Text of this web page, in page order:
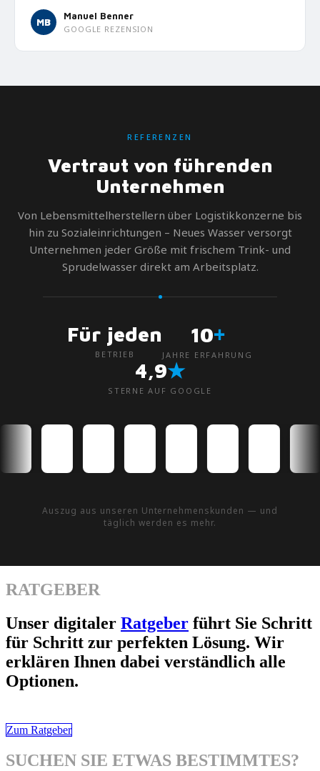
MB
Manuel Benner
GOOGLE REZENSION
REFERENZEN
Vertraut von führenden
Unternehmen
Von Lebensmittelherstellern über Logistikkonzerne bis
hin zu Sozialeinrichtungen – Neues Wasser versorgt
Unternehmen jeder Größe mit frischem Trink- und
Sprudelwasser direkt am Arbeitsplatz.
Für jeden
BETRIEB
10+
JAHRE ERFAHRUNG
4,9★
STERNE AUF GOOGLE
Auszug aus unseren Unternehmenskunden — und
täglich werden es mehr.
RATGEBER
Unser digitaler Ratgeber führt Sie Schritt
für Schritt zur perfekten Lösung. Wir
erklären Ihnen dabei verständlich alle
Optionen.
Zum Ratgeber
SUCHEN SIE ETWAS BESTIMMTES?